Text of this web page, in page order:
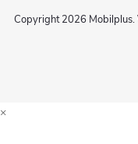
Copyright 2026 Mobilplus.
×